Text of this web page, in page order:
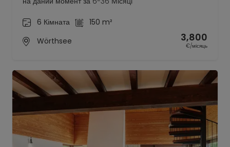
6 Кімната
150 m²
Wörthsee
3,800
€/місяць